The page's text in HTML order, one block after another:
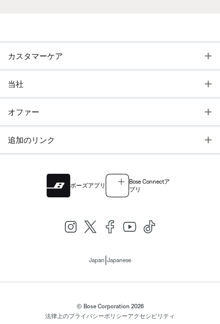
カスタマーケア
当社
オファー
追加のリンク
ボーズアプリ
Bose Connectア
プリ
Japan Japanese
© Bose Corporation 2026
法律上のプライバシーポリシーアクセシビリティ